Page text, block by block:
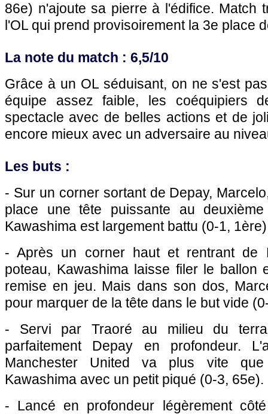
86e) n'ajoute sa pierre à l'édifice. Match
l'OL qui prend provisoirement la 3e place
La note du match : 6,5/10
Grâce à un OL séduisant, on ne s'est
équipe assez faible, les coéquipiers
spectacle avec de belles actions et de
encore mieux avec un adversaire au
Les buts :
- Sur un corner sortant de Depay,
place une tête puissante au
Kawashima est largement battu (0-1,
- Après un corner haut et rentrant de
poteau, Kawashima laisse filer le ballon
remise en jeu. Mais dans son dos,
pour marquer de la tête dans le but vide
- Servi par Traoré au milieu du
parfaitement Depay en profondeur.
Manchester United va plus vite
Kawashima avec un petit piqué (0-3, 65e).
- Lancé en profondeur légèrement